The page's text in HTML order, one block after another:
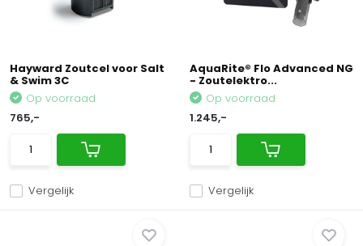
Hayward Zoutcel voor Salt
& Swim 3C
Vergelijk
Op voorraad
765,-
AquaRite® Flo Advanced NG
- Zoutelektro...
Vergelijk
Op voorraad
1.245,-